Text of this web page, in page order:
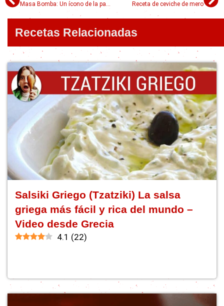
Masa Bomba: Un ícono de la pastelería francesa en sólo 6 pasos
Receta de ceviche de mero
Recetas Relacionadas
Salsiki Griego (Tzatziki) La salsa
griega más fácil y rica del mundo –
Video desde Grecia
4.1 (22)